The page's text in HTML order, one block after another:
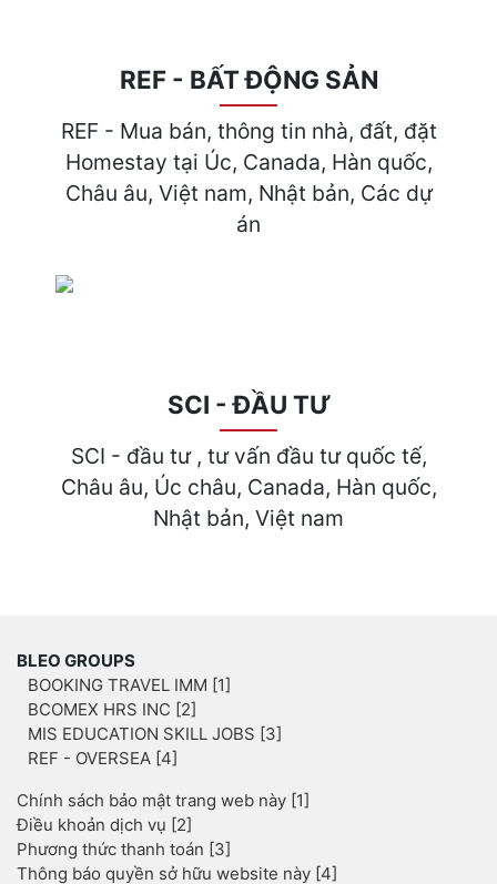
REF - BẤT ĐỘNG SẢN
REF - Mua bán, thông tin nhà, đất, đặt
Homestay tại Úc, Canada, Hàn quốc,
Châu âu, Việt nam, Nhật bản, Các dự
án
SCI - ĐẦU TƯ
SCI - đầu tư , tư vấn đầu tư quốc tế,
Châu âu, Úc châu, Canada, Hàn quốc,
Nhật bản, Việt nam
BLEO GROUPS
BOOKING TRAVEL IMM [1]
BCOMEX HRS INC [2]
MIS EDUCATION SKILL JOBS [3]
REF - OVERSEA [4]
Chính sách bảo mật trang web này [1]
Điều khoản dịch vụ [2]
Phương thức thanh toán [3]
Thông báo quyền sở hữu website này [4]